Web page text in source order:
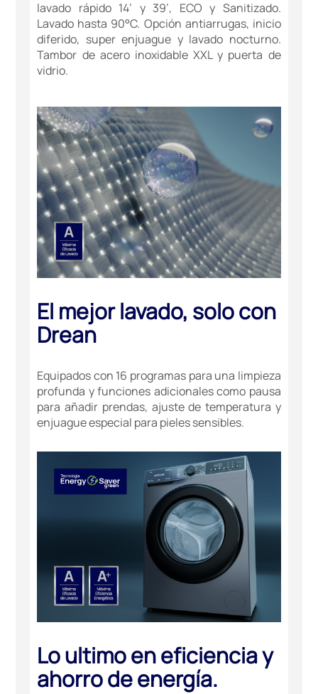
lavado rápido 14’ y 39’, ECO y Sanitizado.
Lavado hasta 90°C. Opción antiarrugas, inicio
diferido, super enjuague y lavado nocturno.
Tambor de acero inoxidable XXL y puerta de
vidrio.
El mejor lavado, solo con
Drean
Equipados con 16 programas para una limpieza
profunda y funciones adicionales como pausa
para añadir prendas, ajuste de temperatura y
enjuague especial para pieles sensibles.
Lo ultimo en eficiencia y
ahorro de energía.